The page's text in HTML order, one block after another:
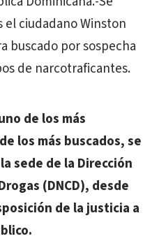
ciudadano Winston
buscado por sospecha
de narcotraficantes.
de los más
los más buscados, se
sede de la Dirección
(DNCD), desde
de la justicia a